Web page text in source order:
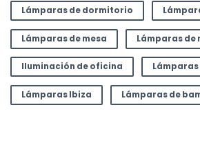
Lámparas de dormitorio
Lámparas de mesa Lámparas de
Iluminación de oficina
Lámparas Ibiza Lámparas de